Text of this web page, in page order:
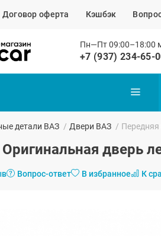
Договор оферта Кэшбэк
Пн—Пт 09:00–18:00
+7 (937) 234-65-
детали ВАЗ / Двери ВАЗ /
дверь
Вопрос-ответ В избранное К